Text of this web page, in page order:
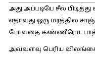
அது அப்படியே சீல்
எதாவது ஒரு மரத்தில
போவதை கண்ணீரோட பாத்து
அவ்வளவு பெரிய